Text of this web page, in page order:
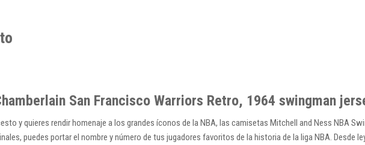
San Francisco Warriors Retro, 1964 swingman
y quieres rendir homenaje a los grandes íconos de la NBA, las camisetas Mitchell and Ness NBA
puedes portar el nombre y número de tus jugadores favoritos de la historia de la liga NBA. Desde